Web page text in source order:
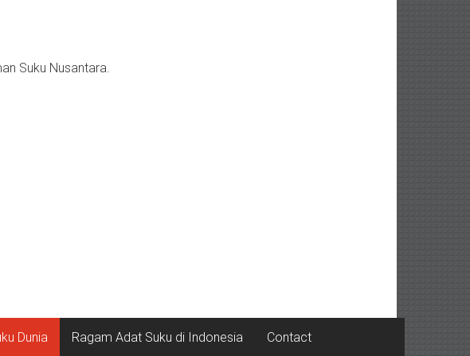
Suku Nusantara.
Dunia Ragam Adat Suku di Indonesia Contact